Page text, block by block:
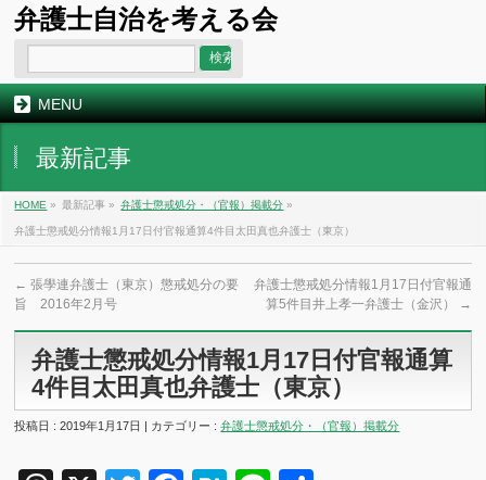
弁護士自治を考える会
MENU
最新記事
HOME » 最新記事 » 弁護士懲戒処分・（官報）掲載分 »
弁護士懲戒処分情報1月17日付官報通算4件目太田真也弁護士（東京）
← 張學連弁護士（東京）懲戒処分の要
旨 2016年2月号
弁護士懲戒処分情報1月17日付官報通
算5件目井上孝一弁護士（金沢）
→
弁護士懲戒処分情報1月17日付官報通算
4件目太田真也弁護士（東京）
投稿日 : 2019年1月17日 | カテゴリー :弁護士懲戒処分・（官報）掲載分